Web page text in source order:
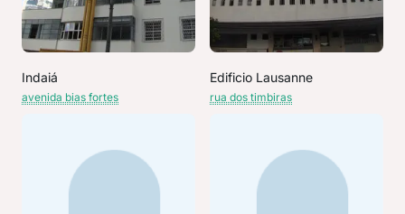
Indaiá
avenida bias fortes
Edificio Lausanne
rua dos timbiras